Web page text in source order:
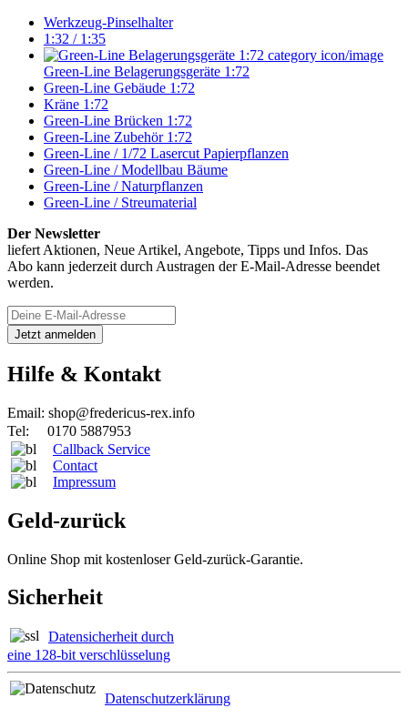
Werkzeug-Pinselhalter
1:32 / 1:35
Green-Line Belagerungsgeräte 1:72
Green-Line Gebäude 1:72
Kräne 1:72
Green-Line Brücken 1:72
Green-Line Zubehör 1:72
Green-Line / 1/72 Lasercut Papierpflanzen
Green-Line / Modellbau Bäume
Green-Line / Naturpflanzen
Green-Line / Streumaterial
Der Newsletter
liefert Aktionen, Neue Artikel, Angebote, Tipps und Infos. Das
Abo kann jederzeit durch Austragen der E-Mail-Adresse beendet
werden.
Hilfe & Kontakt
Email: shop@fredericus-rex.info
Tel: 0170 5887953
Callback Service
Contact
Impressum
Geld-zurück
Online Shop mit kostenloser Geld-zurück-Garantie.
Sicherheit
Datensicherheit durch
eine 128-bit verschlüsselung
Datenschutzerklärung